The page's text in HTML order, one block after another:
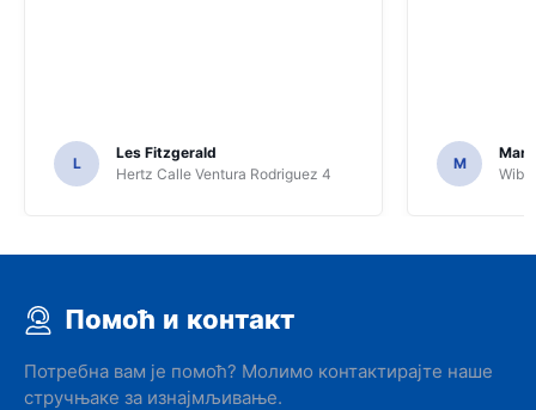
L
Les Fitzgerald
Hertz Calle Ventura Rodriguez 4
M
Помоћ и контакт
Потребна вам је помоћ? Молимо контактирајте наше
стручњаке за изнајмљивање.